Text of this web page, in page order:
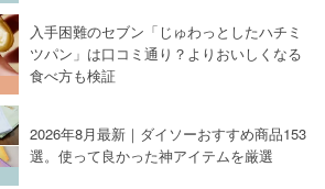
入手困難のセブン「じゅわっとしたハチミ
ツパン」は口コミ通り？よりおいしくなる
食べ方も検証
2026年8月最新｜ダイソーおすすめ商品153
選。使って良かった神アイテムを厳選